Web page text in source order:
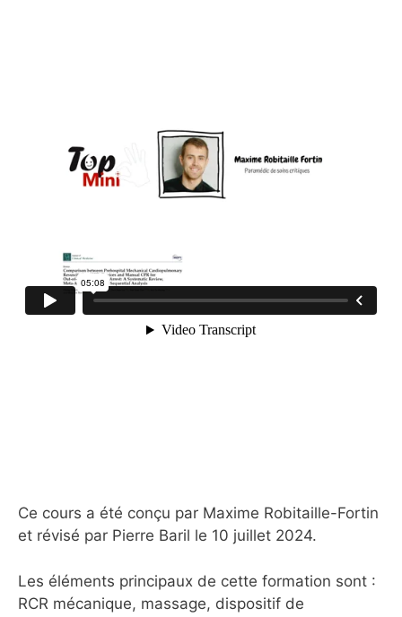
Ce cours a été conçu par Maxime Robitaille-Fortin
et révisé par Pierre Baril le 10 juillet 2024.
Les éléments principaux de cette formation sont :
RCR mécanique, massage, dispositif de